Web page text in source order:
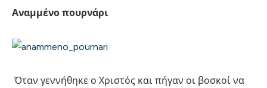
Αναμμένο πουρνάρι
Όταν γεννήθηκε ο Χριστός και πήγαν οι βοσκοί να